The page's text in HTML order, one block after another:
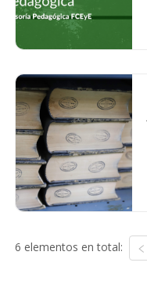
6 elementos en total: